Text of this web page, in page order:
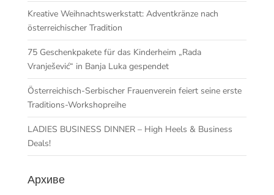
Kreative Weihnachtswerkstatt: Adventkränze nach
österreichischer Tradition
75 Geschenkpakete für das Kinderheim „Rada
Vranješević“ in Banja Luka gespendet
Österreichisch-Serbischer Frauenverein feiert seine erste
Traditions-Workshopreihe
LADIES BUSINESS DINNER – High Heels & Business
Deals!
Архиве